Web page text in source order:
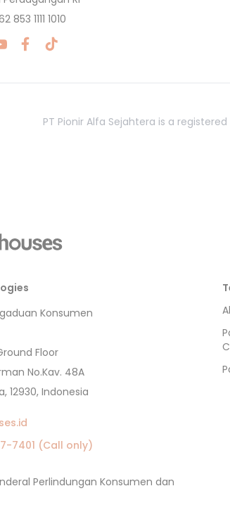
1111 1010
PT Pionir Alfa Sejahtera is a registered
Konsumen
Floor
No.Kav. 48A
12930, Indonesia
7401 (Call only)
Perlindungan Konsumen dan